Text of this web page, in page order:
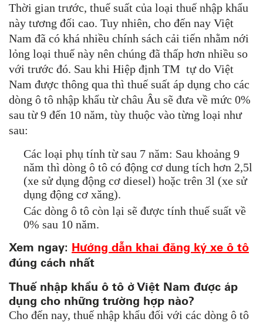
Thời gian trước, thuế suất của loại thuế nhập khẩu
này tương đối cao. Tuy nhiên, cho đến nay Việt
Nam đã có khá nhiều chính sách cải tiến nhằm nới
lỏng loại thuế này nên chúng đã thấp hơn nhiều so
với trước đó. Sau khi Hiệp định TM tự do Việt
Nam được thông qua thì thuế suất áp dụng cho các
dòng ô tô nhập khẩu từ châu Âu sẽ đưa về mức 0%
sau từ 9 đến 10 năm, tùy thuộc vào từng loại như
sau:
Các loại phụ tính từ sau 7 năm: Sau khoảng 9
năm thì dòng ô tô có động cơ dung tích hơn 2,5l
(xe sử dụng động cơ diesel) hoặc trên 3l (xe sử
dụng động cơ xăng).
Các dòng ô tô còn lại sẽ được tính thuế suất về
0% sau 10 năm.
Xem ngay: Hướng dẫn khai đăng ký xe ô tô
đúng cách nhất
Thuế nhập khẩu ô tô ở Việt Nam được áp
dụng cho những trường hợp nào?
Cho đến nay, thuế nhập khẩu đối với các dòng ô tô